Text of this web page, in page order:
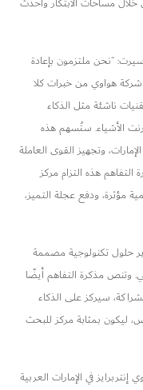
“نحن ملتزمون بإعادة
هواوي من خبرات كلا
ناشئة مثل الذكاء
الأشياء. ستُسهم هذه
وتجهيز القوى العاملة
هذه التزام مركز
مؤثرة، ودفع عجلة التميز،
تكنولوجية مصممة
وتنص مذكرة التفاهم أيضًا
سيركز على الذكاء
ليكون بمثابة مركز للبحث
في الإمارات العربية